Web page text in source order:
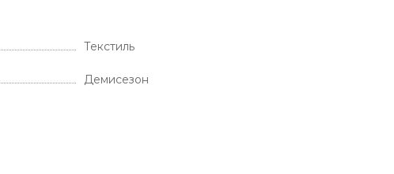
Текстиль
Демисезон